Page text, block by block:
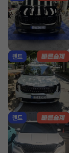
렌트
렌트